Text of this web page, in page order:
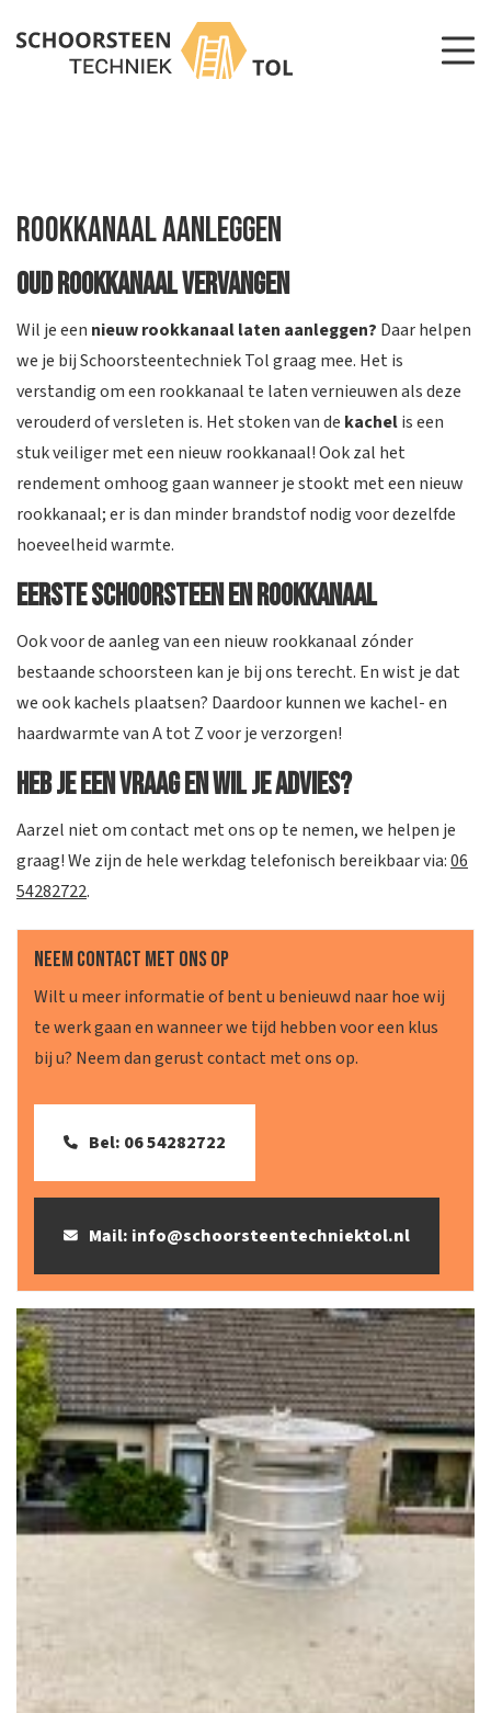
Rookkanaal aanleggen
Oud rookkanaal vervangen
Wil je een nieuw rookkanaal laten aanleggen? Daar helpen
we je bij Schoorsteentechniek Tol graag mee. Het is
verstandig om een rookkanaal te laten vernieuwen als deze
verouderd of versleten is. Het stoken van de kachelis een
stuk veiliger met een nieuw rookkanaal! Ook zal het
rendement omhoog gaan wanneer je stookt met een nieuw
rookkanaal; er is dan minder brandstof nodig voor dezelfde
hoeveelheid warmte.
Eerste schoorsteen en rookkanaal
Ook voor de aanleg van een nieuw rookkanaal zónder
bestaande schoorsteen kan je bij ons terecht. En wist je dat
we ook kachels plaatsen? Daardoor kunnen we kachel- en
haardwarmte van A tot Z voor je verzorgen!
Heb je een vraag en wil je advies?
Aarzel niet om contact met ons op te nemen, we helpen je
graag! We zijn de hele werkdag telefonisch bereikbaar via:06
54282722.
Neem contact met ons op
Wilt u meer informatie of bent u benieuwd naar hoe wij
te werk gaan en wanneer we tijd hebben voor een klus
bij u? Neem dan gerust contact met ons op.
Bel: 06 54282722
Mail: info@schoorsteentechniektol.nl